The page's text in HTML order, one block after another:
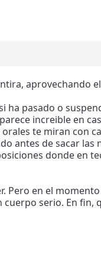
aprovechando
ha pasado o
increible en
te miran con
antes de sacar
donde en
en el
cuerpo serio. En fin,